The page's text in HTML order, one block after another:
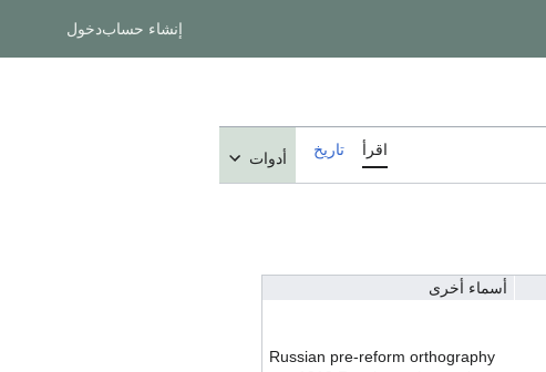
إنشاء حسابدخول
اقرأ تاريخ أدوات
أسماء أخرى
Russian pre-reform orthography